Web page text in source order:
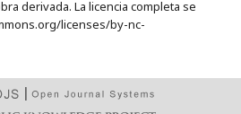
derivada. La licencia completa se
licenses/by-nc-